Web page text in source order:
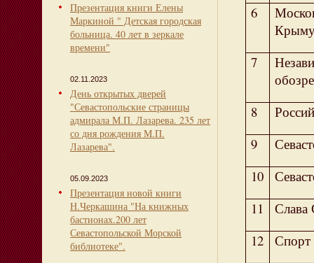
Презентация книги Елены
Маркиной " Детская городская
больница. 40 лет в зеркале
времени"
02.11.2023
День открытых дверей
"Севастопольские страницы
адмирала М.П. Лазарева. 235 лет
со дня рождения М.П.
Лазарева".
05.09.2023
Презентация новой книги
Н.Черкашина "На книжных
бастионах.200 лет
Севастопольской Морской
библиотеке".
6
7
8
9
10
11
Слава
12
Спорт